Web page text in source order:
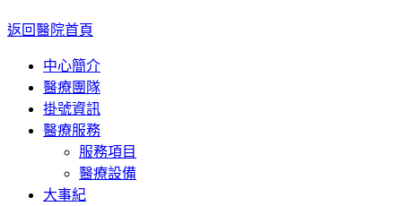
返回醫院首頁
中心簡介
醫療團隊
掛號資訊
醫療服務
服務項目
醫療設備
大事紀